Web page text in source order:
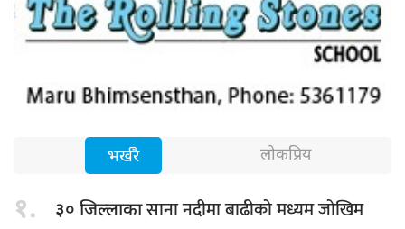
भर्खरै लोकप्रिय
१. ३० जिल्लाकासाना नदीमा बाढीको मध्यम जोखिम